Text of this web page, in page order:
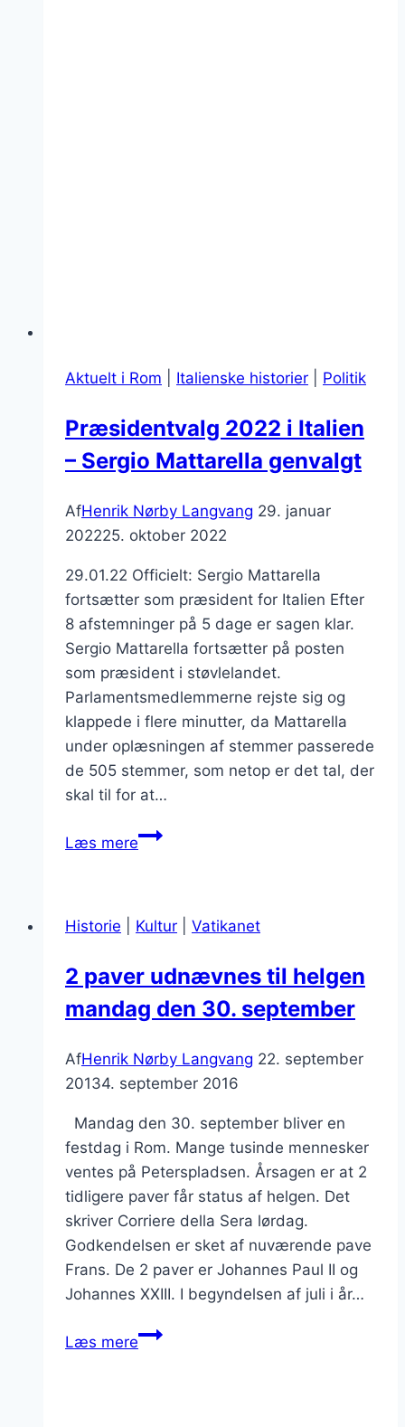
Aktuelt i Rom Italienske historier Politik
Præsidentvalg 2022 i Italien
– Sergio Mattarella genvalgt
AfHenrik Nørby Langvang 29. januar
202225. oktober 2022
29.01.22 Officielt: Sergio Mattarella
fortsætter som præsident for Italien Efter
8 afstemninger på 5 dage er sagen klar.
Sergio Mattarella fortsætter på posten
som præsident i støvlelandet.
Parlamentsmedlemmerne rejste sig og
klappede i flere minutter, da Mattarella
under oplæsningen af stemmer passerede
de 505 stemmer, som netop er det tal, der
skal til for at…
Læs merePræsidentvalg
–
Mattarella
genvalgt
Historie Kultur Vatikanet
2 paver udnævnes til helgen
mandag den 30. september
AfHenrik Nørby Langvang 22. september
20134. september 2016
Mandag den 30. september bliver en
festdag i Rom. Mange tusinde mennesker
ventes på Peterspladsen. Årsagen er at 2
tidligere paver får status af helgen. Det
skriver Corriere della Sera lørdag.
Godkendelsen er sket af nuværende pave
Frans. De 2 paver er Johannes Paul II og
Johannes XXIII. I begyndelsen af juli i år…
Læs mere2